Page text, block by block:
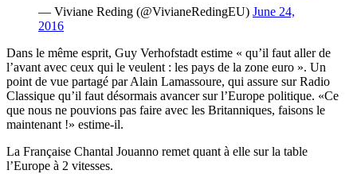
— Viviane Reding (@VivianeRedingEU) June 24,
2016
Dans le même esprit, Guy Verhofstadt estime « qu’il faut aller de
l’avant avec ceux qui le veulent : les pays de la zone euro ». Un
point de vue partagé par Alain Lamassoure, qui assure sur Radio
Classique qu’il faut désormais avancer sur l’Europe politique. «Ce
que nous ne pouvions pas faire avec les Britanniques, faisons le
maintenant !» estime-il.
La Française Chantal Jouanno remet quant à elle sur la table
l’Europe à 2 vitesses.